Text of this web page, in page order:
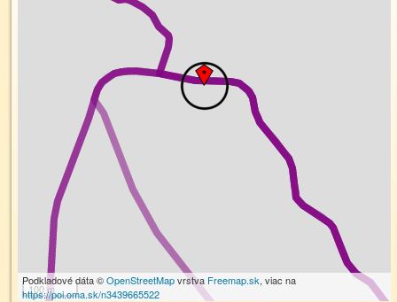
100 m
Podkladové dáta ©OpenStreetMapvrstva Freemap.sk, viac na
https://poi.oma.sk/n3439665522